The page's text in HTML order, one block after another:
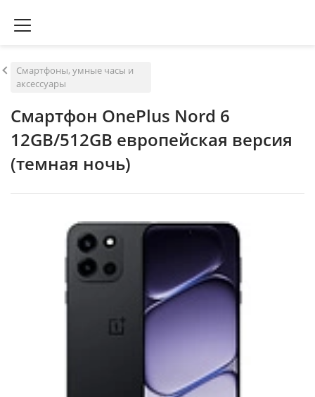
Смартфоны, умные часы и
аксессуары
Смартфон OnePlus Nord 6
12GB/512GB европейская версия
(темная ночь)